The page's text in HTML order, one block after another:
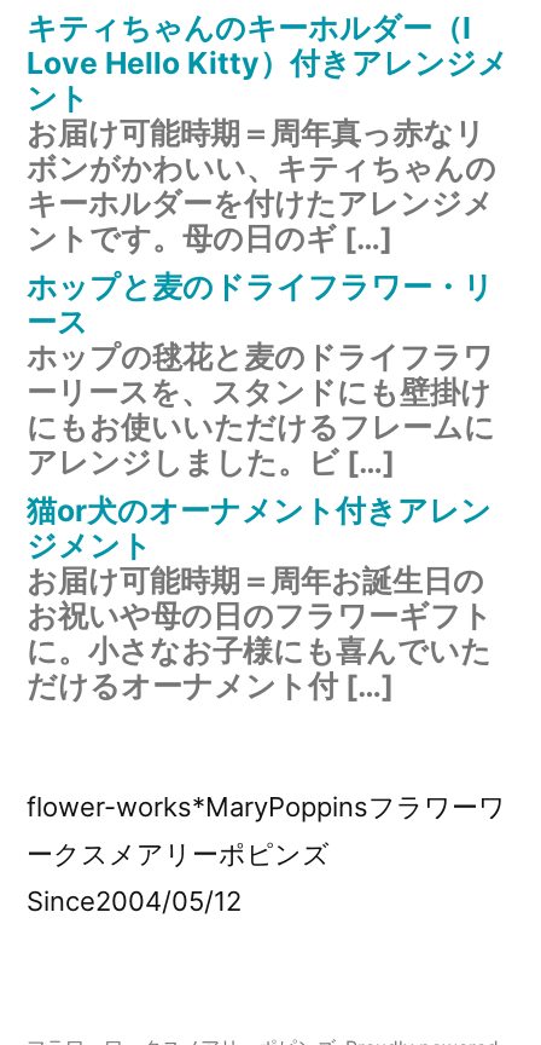
キティちゃんのキーホルダー（I
Love Hello Kitty）付きアレンジメ
ント
お届け可能時期＝周年真っ赤なリ
ボンがかわいい、キティちゃんの
キーホルダーを付けたアレンジメ
ントです。母の日のギ […]
ホップと麦のドライフラワー・リ
ース
ホップの毬花と麦のドライフラワ
ーリースを、スタンドにも壁掛け
にもお使いいただけるフレームに
アレンジしました。ビ […]
猫or犬のオーナメント付きアレン
ジメント
お届け可能時期＝周年お誕生日の
お祝いや母の日のフラワーギフト
に。小さなお子様にも喜んでいた
だけるオーナメント付 […]
flower-works*MaryPoppinsフラワーワ
ークスメアリーポピンズ
Since2004/05/12